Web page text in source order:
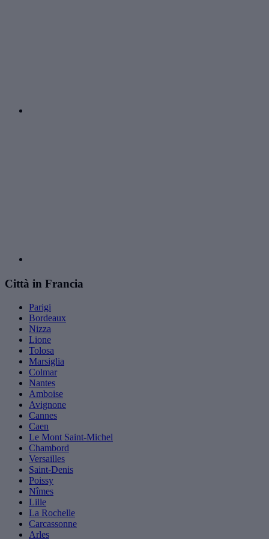
Città in Francia
Parigi
Bordeaux
Nizza
Lione
Tolosa
Marsiglia
Colmar
Nantes
Amboise
Avignone
Cannes
Caen
Le Mont Saint-Michel
Chambord
Versailles
Saint-Denis
Poissy
Nîmes
Lille
La Rochelle
Carcassonne
Arles